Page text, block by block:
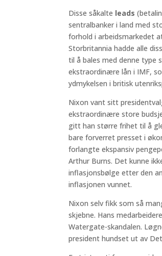
Disse såkalte leads
sentralbanker i land med
forhold i arbeidsmarkedet
Storbritannia hadde alle
til å bales med denne type
ekstraordinære lån i IMF,
ydmykelsen i britisk
Nixon vant sitt
ekstraordinære store
gitt han større frihet til å
bare forverret presset i
forlangte ekspansiv
Arthur Burns. Det kunne
inflasjonsbølge etter den
inflasjonen vunnet.
Nixon selv fikk som så
skjebne. Hans
Watergate-skandalen.
president hundset ut av